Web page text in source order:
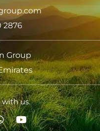
2876
Group
us.